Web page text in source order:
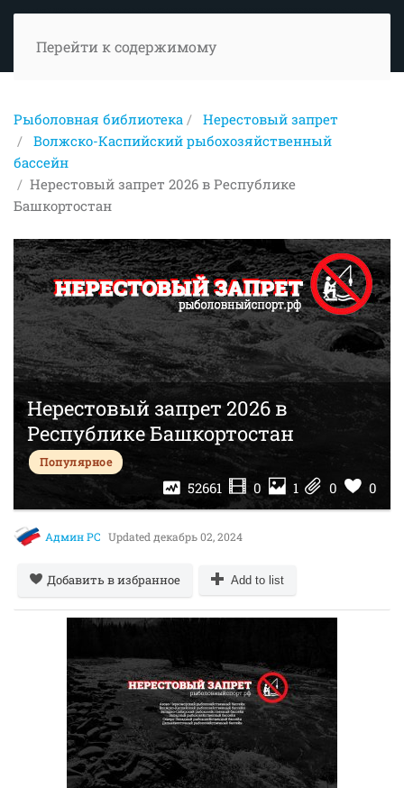
Перейти к содержимому
Рыболовная библиотека
Нерестовый запрет
Волжско-Каспийский рыбохозяйственный
бассейн
Нерестовый запрет 2026 в Республике
Башкортостан
Нерестовый запрет 2026 в
Республике Башкортостан
Популярное
52661 0 1 0 0
Админ РС Updated декабрь 02, 2024
Добавить в избранное Add to list